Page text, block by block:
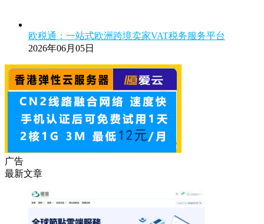
欧税通：一站式欧洲跨境卖家VAT税务服务平台
2026年06月05日
广告
最新文章